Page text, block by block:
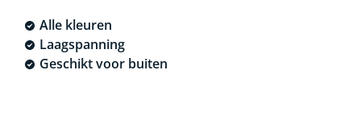
Alle kleuren
Laagspanning
Geschikt voor buiten